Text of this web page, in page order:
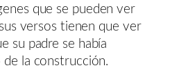
que se pueden ver
versos tienen que ver
su padre se había
de la construcción.